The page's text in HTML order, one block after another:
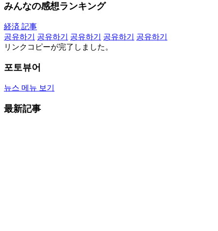
みんなの感想ランキング
経済 記事
공유하기
공유하기 공유하기 공유하기
공유하기
リンクコピーが完了しました。
포토뷰어
뉴스 메뉴 보기
最新記事